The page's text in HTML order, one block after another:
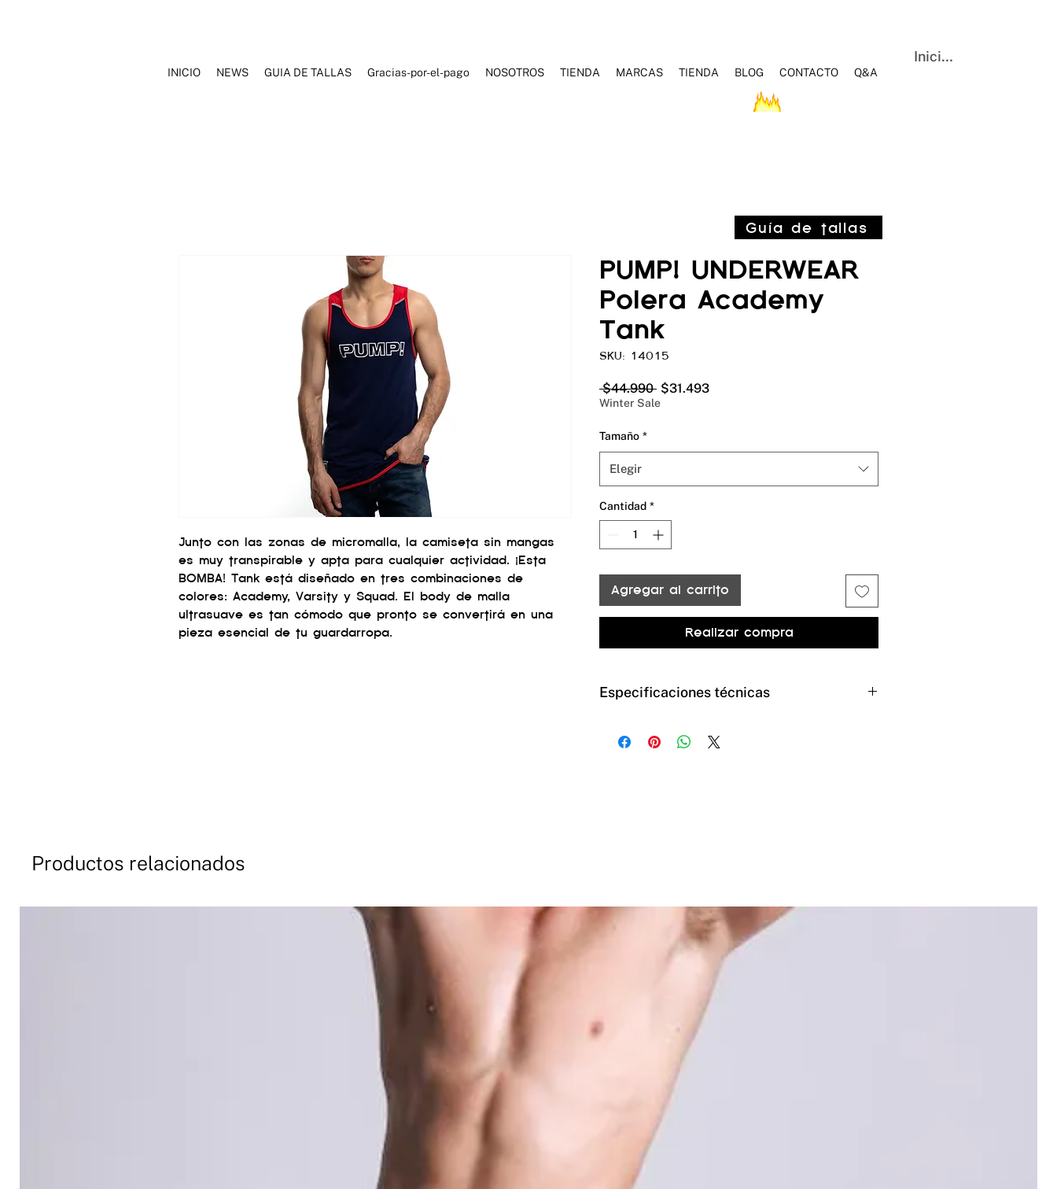
Iniciar sesión
Junto con las zonas de micromalla, la camiseta sin mangas
es muy transpirable y apta para cualquier actividad. ¡Esta
BOMBA! Tank está diseñado en tres combinaciones de
colores: Academy, Varsity y Squad. El body de malla
ultrasuave es tan cómodo que pronto se convertirá en una
pieza esencial de tu guardarropa.
PUMP! UNDERWEAR
Polera Academy
Tank
SKU: 14015
$44.990 Precio
$31.493Precio
Winter Sale
Tamaño *
Elegir
Cantidad *
Agregar al carrito
Realizar compra
Especificaciones técnicas
nylon 78% elastane 22%
Guía de tallas
Productos relacionados
INICIO NEWS GUIA DE TALLAS Gracias-por-el-pago NOSOTROS TIENDA MARCAS TIENDA BLOG CONTACTO Q&A